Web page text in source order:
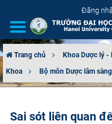
Đăng
GIỚI THIỆU
Trang chủ Khoa Dược lý -
Khoa
Bộ môn Dược lâm sàng
Sai sót liên quan